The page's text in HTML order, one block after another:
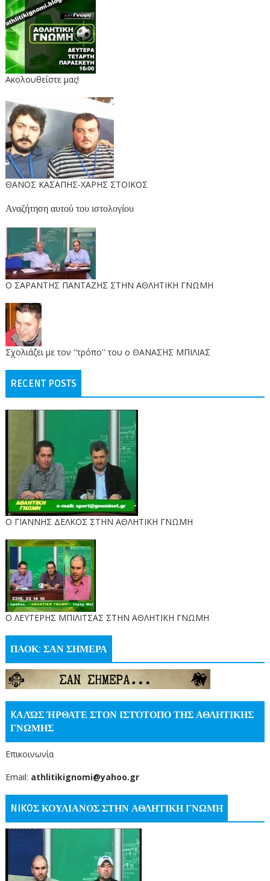
Ακολουθείστε μας!
ΘΑΝΟΣ ΚΑΣΑΠΗΣ-ΧΑΡΗΣ ΣΤΟΙΚΟΣ
Αναζήτηση αυτού του ιστολογίου
O ΣΑΡΑΝΤΗΣ ΠΑΝΤΑΖΗΣ ΣΤΗΝ ΑΘΛΗΤΙΚΗ ΓΝΩΜΗ
Σχολιάζει με τον ''τρόπο'' του ο ΘΑΝΑΣΗΣ ΜΠΙΛΙΑΣ
RECENT POSTS
Ο ΓΙΑΝΝΗΣ ΔΕΛΚΟΣ ΣΤΗΝ ΑΘΛΗΤΙΚΗ ΓΝΩΜΗ
O ΛΕΥΤΕΡΗΣ ΜΠΙΛΙΤΣΑΣ ΣΤΗΝ ΑΘΛΗΤΙΚΗ ΓΝΩΜΗ
ΠΑΟΚ: ΣΑΝ ΣΗΜΕΡΑ
KΑΛΏΣ ΉΡΘΑΤΕ ΣΤΟΝ ΙΣΤΌΤΟΠΟ ΤΗΣ ΑΘΛΗΤΙΚΗΣ
ΓΝΩΜΗΣ
Επικοινωνία
Email: athlitikignomi@yahoo.gr
NIKOΣ ΚΟΥΛΙΑΝΟΣ ΣΤΗΝ ΑΘΛΗΤΙΚΗ ΓΝΩΜΗ